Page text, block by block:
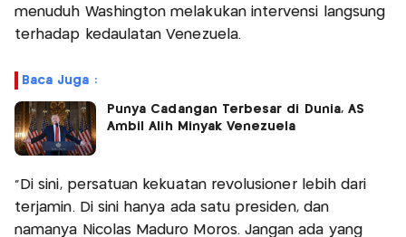
menuduh Washington melakukan intervensi langsung
terhadap kedaulatan Venezuela.
Baca Juga :
Punya Cadangan Terbesar di Dunia, AS
Ambil Alih Minyak Venezuela
"Di sini, persatuan kekuatan revolusioner lebih dari
terjamin. Di sini hanya ada satu presiden, dan
namanya Nicolas Maduro Moros. Jangan ada yang